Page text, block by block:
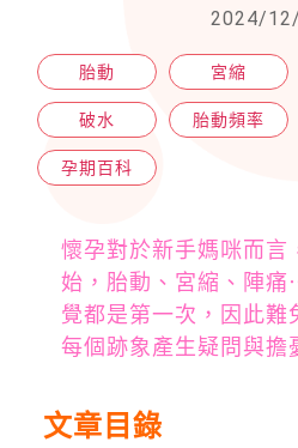
2024/
胎動 宮縮
破水 胎動頻率
孕期百科
懷孕對於新手媽咪而言
始，胎動、宮縮、陣
覺都是第一次，因此難
每個跡象產生疑問與擔
文章目錄